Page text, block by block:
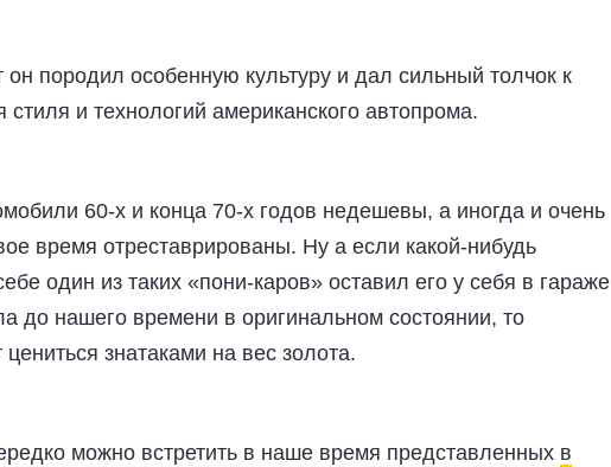
породил особенную культуру и дал сильный толчок к
стиля и технологий американского автопрома.
60-х и конца 70-х годов недешевы, а иногда и очень
время отреставрированы. Ну а если какой-нибудь
один из таких «пони-каров» оставил его у себя в гараже
до нашего времени в оригинальном состоянии, то
знатаками на вес золота.
можно встретить в наше время представленных в